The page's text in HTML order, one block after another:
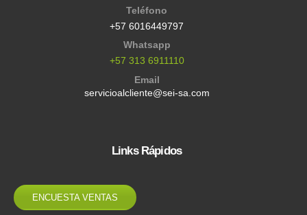
Teléfono
+57 6016449797
Whatsapp
+57 313 6911110
Email
servicioalcliente@sei-sa.com
Links Rápidos
ENCUESTA VENTAS